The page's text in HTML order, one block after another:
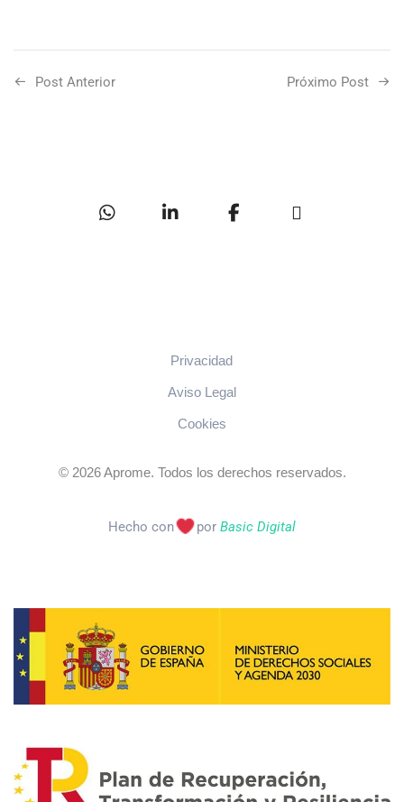
Post Anterior Próximo Post
Privacidad
Aviso Legal
Cookies
© 2026Aprome. Todos los derechos reservados.
Hecho con porBasic Digital